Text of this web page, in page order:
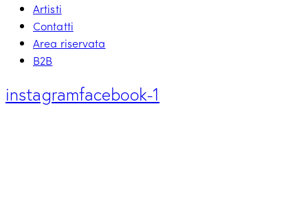
Artisti
Contatti
Area riservata
B2B
instagramfacebook-1